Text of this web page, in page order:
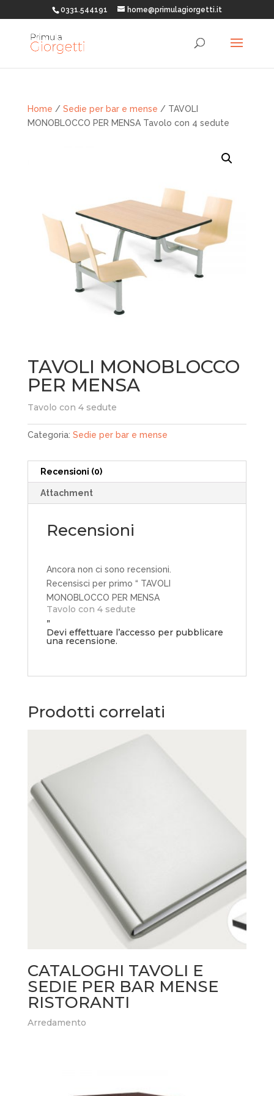
0331.544191 home@primulagiorgetti.it
Home / Sedie per bar e mense / TAVOLI
MONOBLOCCO PER MENSA Tavolo con 4 sedute
TAVOLI MONOBLOCCO
PER MENSA
Tavolo con 4 sedute
Categoria: Sedie per bar e mense
Recensioni (0)
Attachment
Recensioni
Ancora non ci sono recensioni.
Recensisci per primo “ TAVOLI
MONOBLOCCO PER MENSA
Tavolo con 4 sedute
”
Devi effettuare l’accesso per pubblicare
una recensione.
Prodotti correlati
CATALOGHI TAVOLI E
SEDIE PER BAR MENSE
RISTORANTI
Arredamento